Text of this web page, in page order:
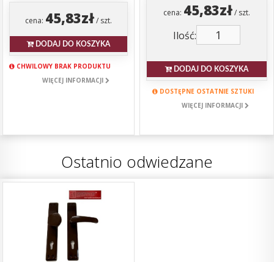
cena: 45,83zł/ szt.
DODAJ DO KOSZYKA
CHWILOWY BRAK PRODUKTU
WIĘCEJ INFORMACJI
cena: 45,83zł/ szt.
Ilość:
DODAJ DO KOSZYKA
DOSTĘPNE OSTATNIE SZTUKI
WIĘCEJ INFORMACJI
Ostatnio odwiedzane